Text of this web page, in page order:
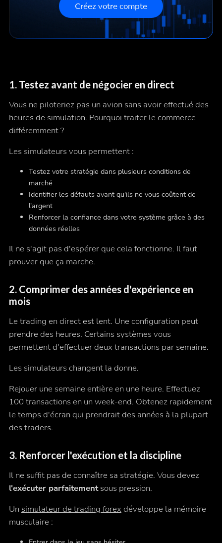
Créez votre compte
1. Testez avant de négocier en direct
Vous ne piloteriez pas un avion sans avoir effectué des
heures de simulation. Pourquoi traiter le commerce
différemment ?
Les simulateurs vous permettent :
Testez votre stratégie dans plusieurs conditions de
marché
Identifier les défauts avant qu'ils ne vous coûtent de
l'argent
Renforcer la confiance dans votre système grâce à des
données réelles
Il ne s'agit pas d'espérer que cela fonctionne. Il faut
prouver que ça marche.
2. Comprimer des années d'expérience en
mois
Le trading en direct est lent. Une configuration peut
prendre des heures. Certains systèmes vous
permettent d'effectuer deux transactions par semaine.
Les simulateurs changent la donne.
Rejouer une semaine entière en une heure. Effectuez
100 transactions en un week-end. Obtenez rapidement
le temps d'écran qui prendrait des années à la plupart
des traders.
3. Renforcer l'exécution et la discipline
Il ne suffit pas de connaître sa stratégie. Vous devez
l'exécuter parfaitementsous pression.
Un simulateur de trading forex développe la mémoire
musculaire :